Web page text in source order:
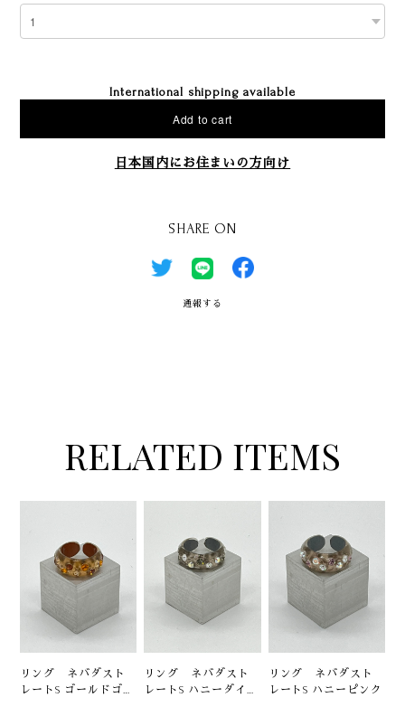
International shipping available
Add to cart
日本国内にお住まいの方向け
SHARE ON
通報する
RELATED ITEMS
リング ネバダスト
レートS ゴールドゴー
リング ネバダスト
レートS ハニーダイヤ
リング ネバダスト
レートS ハニーピンク